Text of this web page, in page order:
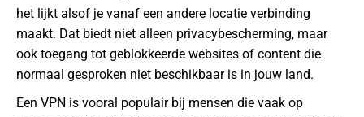
het lijkt alsof je vanaf een andere locatie verbinding
maakt. Dat biedt niet alleen privacybescherming, maar
ook toegang tot geblokkeerde websites of content die
normaal gesproken niet beschikbaar is in jouw land.
Een VPN is vooral populair bij mensen die vaak op